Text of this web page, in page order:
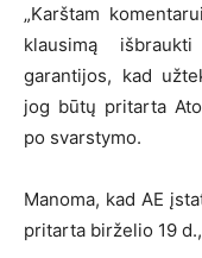
„Karštam
klausimą
garantijos, kad
jog būtų pritarta
po svarstymo.
Manoma, kad AE
pritarta birželio 19